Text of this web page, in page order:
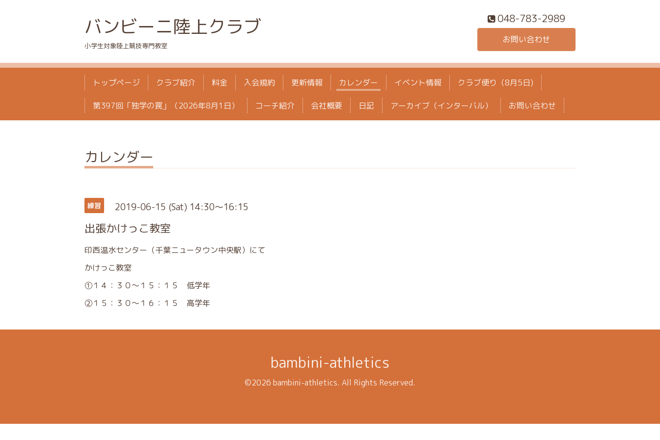
バンビーニ陸上クラブ
小学生対象陸上競技専門教室
048-783-2989
お問い合わせ
トップページ クラブ紹介 料金 入会規約 更新情報 カレンダー イベント情報 クラブ便り（8月5日)
第397回「独学の罠」（2026年8月1日） コーチ紹介 会社概要 日記 アーカイブ（インターバル） お問い合わせ
カレンダー
練習 2019-06-15 (Sat) 14:30～16:15
出張かけっこ教室
印西温水センター（千葉ニュータウン中央駅）にて
かけっこ教室
①１４：３０～１５：１５ 低学年
②１５：３０～１６：１５ 高学年
bambini-athletics
©2026 bambini-athletics. All Rights Reserved.